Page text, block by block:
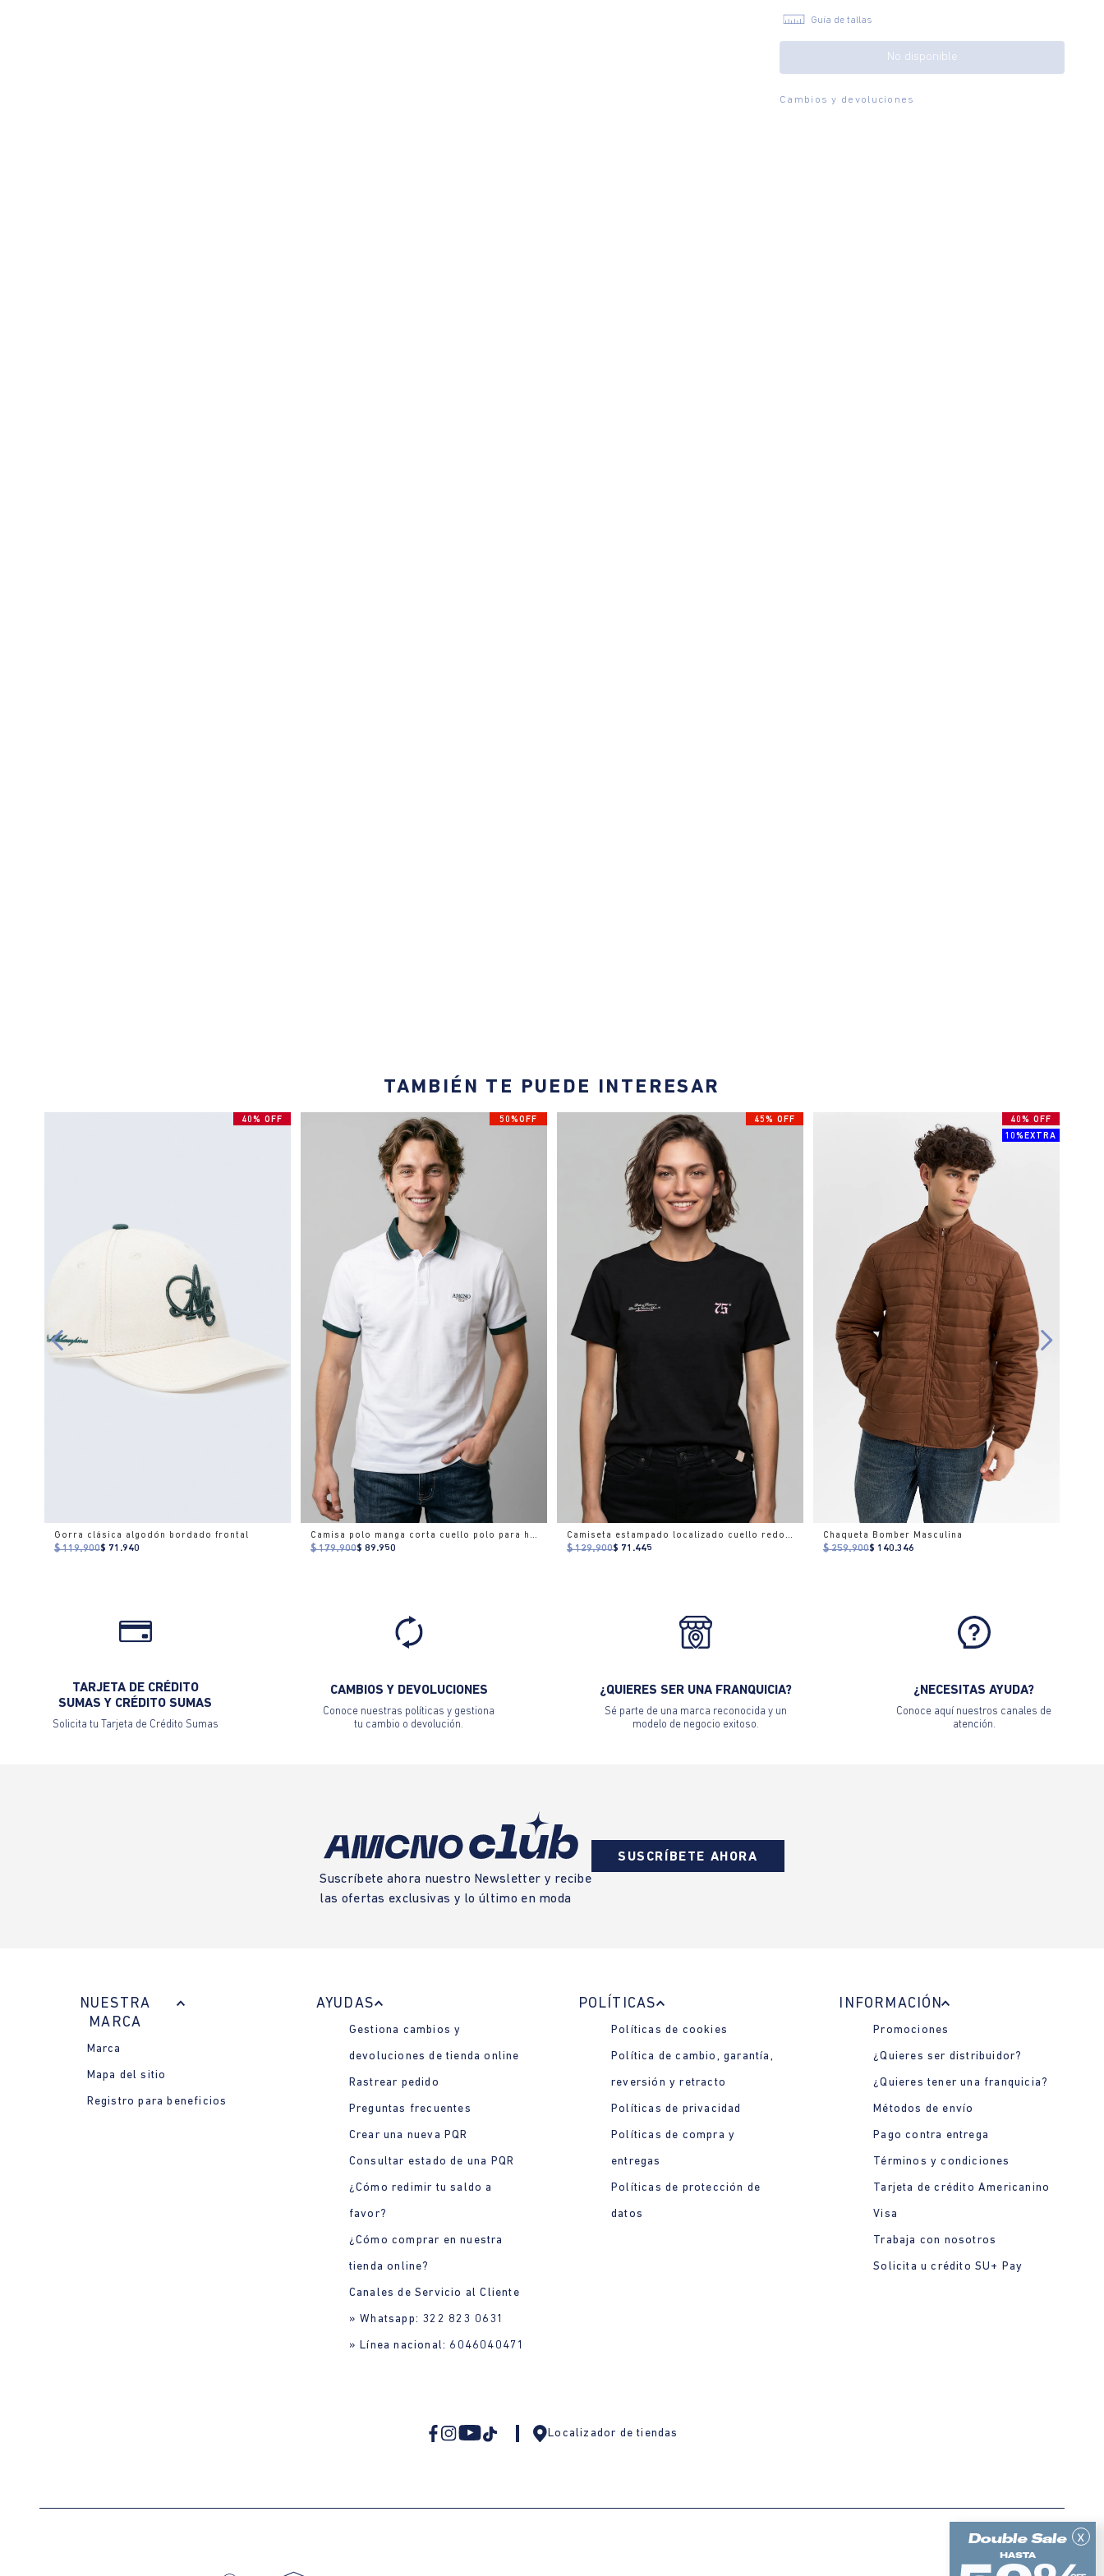
x
Guía de tallas
No disponible
Cambios y devoluciones
TAMBIÉN TE PUEDE INTERESAR
40% OFF
Gorra clásica algodón bordado frontal
$ 119.900$ 71.940
50%OFF
Camisa polo manga corta cuello polo para hombre
$ 179.900$ 89.950
45% OFF
Camiseta estampado localizado cuello redondo para mujer
$ 129.900$ 71.445
40% OFF
10%EXTRA
Chaqueta Bomber Masculina
$ 259.900$ 140.346
TARJETA DE CRÉDITO
SUMAS Y CRÉDITO SUMAS
Solicita tu Tarjeta de Crédito Sumas
CAMBIOS Y DEVOLUCIONES
Conoce nuestras políticas y gestiona
tu cambio o devolución.
¿QUIERES SER UNA FRANQUICIA?
Sé parte de una marca reconocida y un
modelo de negocio exitoso.
¿NECESITAS AYUDA?
Conoce aquí nuestros canales de
atención.
Suscríbete ahora nuestro Newsletter y recibe
las ofertas exclusivas y lo último en moda
SUSCRÍBETE AHORA
NUESTRA
MARCA
Marca
Mapa del sitio
Registro para beneficios
AYUDAS
Gestiona cambios y
devoluciones de tienda online
Rastrear pedido
Preguntas frecuentes
Crear una nueva PQR
Consultar estado de una PQR
¿Cómo redimir tu saldo a
favor?
¿Cómo comprar en nuestra
tienda online?
Canales de Servicio al Cliente
» Whatsapp: 322 823 0631
» Línea nacional: 6046040471
POLÍTICAS
Políticas de cookies
Política de cambio, garantía,
reversión y retracto
Políticas de privacidad
Políticas de compra y
entregas
Políticas de protección de
datos
INFORMACIÓN
Promociones
¿Quieres ser distribuidor?
¿Quieres tener una franquicia?
Métodos de envío
Pago contra entrega
Términos y condiciones
Tarjeta de crédito Americanino
Visa
Trabaja con nosotros
Solicita u crédito SU+ Pay
Localizador de tiendas